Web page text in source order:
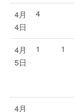
4月
4日
4
4月
5日
1 1
4月